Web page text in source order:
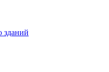
зданий